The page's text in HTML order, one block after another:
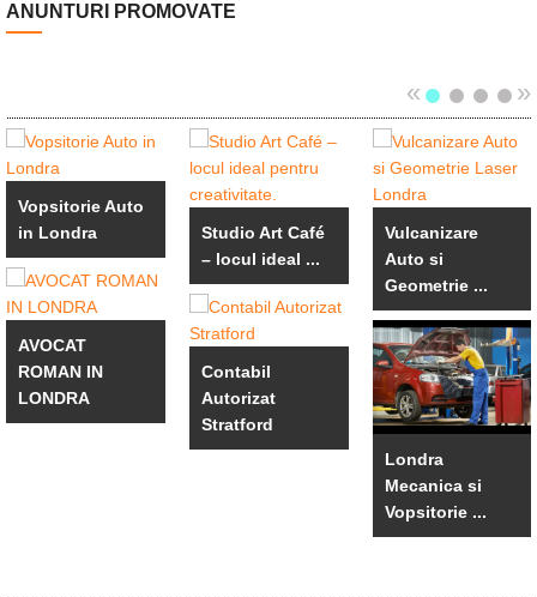
ANUNTURI PROMOVATE
« »
Vopsitorie Auto
in Londra
AVOCAT
ROMAN IN
LONDRA
Studio Art Café
– locul ideal ...
Contabil
Autorizat
Stratford
Vulcanizare
Auto si
Geometrie ...
Londra
Mecanica si
Vopsitorie ...